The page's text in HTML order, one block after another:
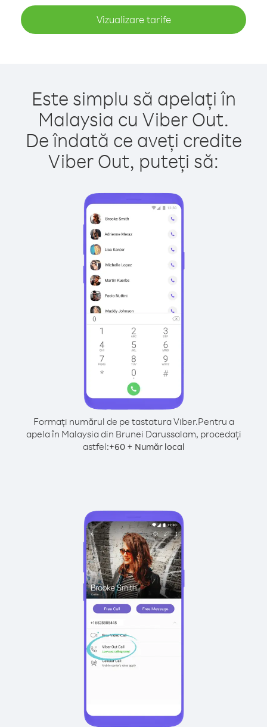
Vizualizare tarife
Este simplu să apelați în
Malaysia cu Viber Out.
De îndată ce aveți credite
Viber Out, puteți să:
Formați numărul de pe tastatura Viber.Pentru a
apela în Malaysia din Brunei Darussalam, procedați
astfel:+60+ Număr local